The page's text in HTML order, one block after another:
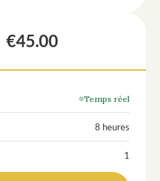
€45.00
Temps réel
8 heures
1